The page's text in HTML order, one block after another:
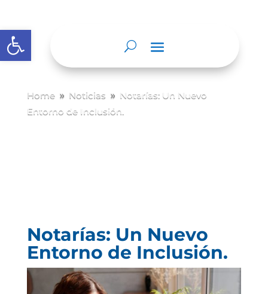
Abrir barra de herramientas
Home 9 Noticias 9 Notarías: Un Nuevo
Entorno de Inclusión.
Notarías: Un Nuevo
Entorno de Inclusión.